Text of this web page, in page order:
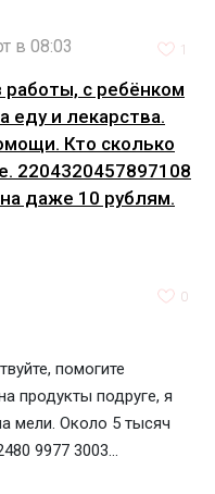
в 08:03 1
работы, с ребёнком
еду и лекарства.
Кто сколько
2204320457897108
даже 10 рублям.
0
помогите
продукты подруге, я
мели. Около 5 тысяч
9977 3003...